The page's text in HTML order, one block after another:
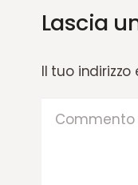
Lascia
Il tuo